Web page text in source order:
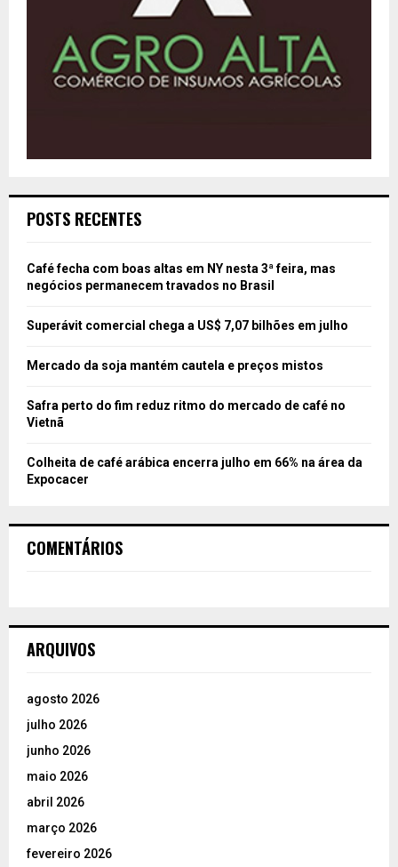
POSTS RECENTES
Café fecha com boas altas em NY nesta 3ª feira, mas
negócios permanecem travados no Brasil
Superávit comercial chega a US$ 7,07 bilhões em julho
Mercado da soja mantém cautela e preços mistos
Safra perto do fim reduz ritmo do mercado de café no
Vietnã
Colheita de café arábica encerra julho em 66% na área da
Expocacer
COMENTÁRIOS
ARQUIVOS
agosto 2026
julho 2026
junho 2026
maio 2026
abril 2026
março 2026
fevereiro 2026